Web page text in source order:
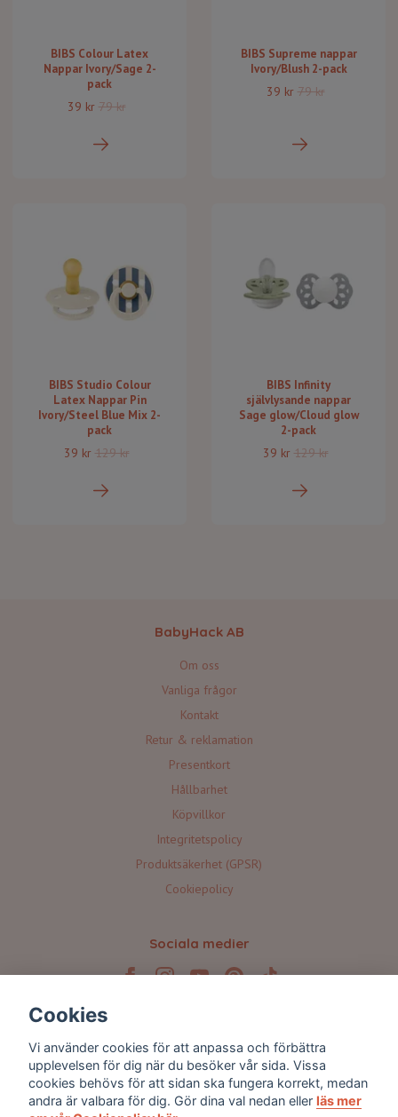
BIBS Colour Latex
Nappar Ivory/Sage 2-
pack
39 kr 79 kr
BIBS Supreme nappar
Ivory/Blush 2-pack
39 kr 79 kr
BIBS Studio Colour
Latex Nappar Pin
Ivory/Steel Blue Mix 2-
pack
39 kr 129 kr
BIBS Infinity
självlysande nappar
Sage glow/Cloud glow
2-pack
39 kr 129 kr
BabyHack AB
Om oss
Vanliga frågor
Kontakt
Retur & reklamation
Presentkort
Hållbarhet
Köpvillkor
Integritetspolicy
Produktsäkerhet (GPSR)
Cookiepolicy
Sociala medier
Prenumerera på våra nyhetsbrev 💌
Prenumerera
Cookies
Vi använder cookies för att anpassa och förbättra
upplevelsen för dig när du besöker vår sida. Vissa
cookies behövs för att sidan ska fungera korrekt, medan
andra är valbara för dig. Gör dina val nedan eller läs mer